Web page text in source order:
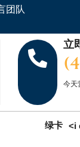
团队
立
今天
绿卡 <i